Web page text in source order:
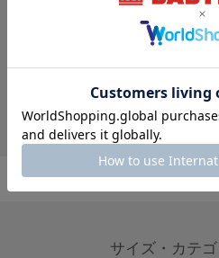
ディズニー ベビー3点セット 9136B
￥6,930
ア
サイズ・カテ